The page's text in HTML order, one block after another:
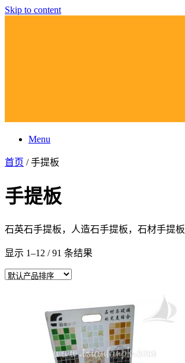
Skip to content
Menu
首页 / 手提板
手提板
石英石手提板，人造石手提板，石材手提板
显示 1–12 / 91 条结果